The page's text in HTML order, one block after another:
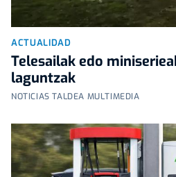
ACTUALIDAD
Telesailak edo
laguntzak
NOTICIAS TALDEA MULTIMEDIA